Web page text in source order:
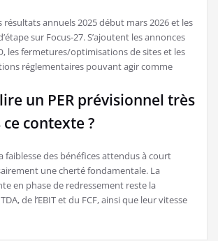
résultats annuels 2025 début mars 2026 et les
sur Focus-27. S’ajoutent les annonces
les fermetures/optimisations de sites et les
réglementaires pouvant agir comme
un PER prévisionnel très
contexte ?
faiblesse des bénéfices attendus à court
une cherté fondamentale. La
en phase de redressement reste la
de l’EBIT et du FCF, ainsi que leur vitesse